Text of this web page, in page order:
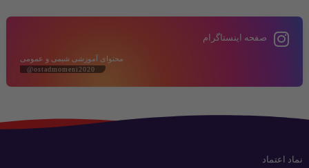
صفحه اینستاگرام
محتوای آموزشی شیمی و عمومی
@ostadmomeni2020
نماد اعتماد